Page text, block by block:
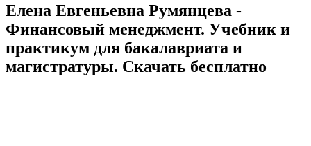
Елена Евгеньевна Румянцева -
Финансовый менеджмент. Учебник и
практикум для бакалавриата и
магистратуры. Скачать бесплатно